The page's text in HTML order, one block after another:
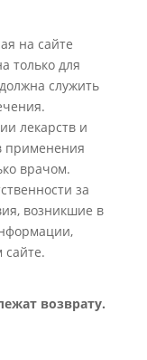
на сайте
только для
служить
лекарств и
применения
врачом.
за
возникшие в
возврату.